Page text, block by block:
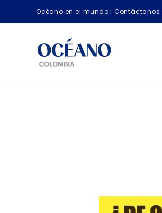
Océano en el mundo | Contáctanos